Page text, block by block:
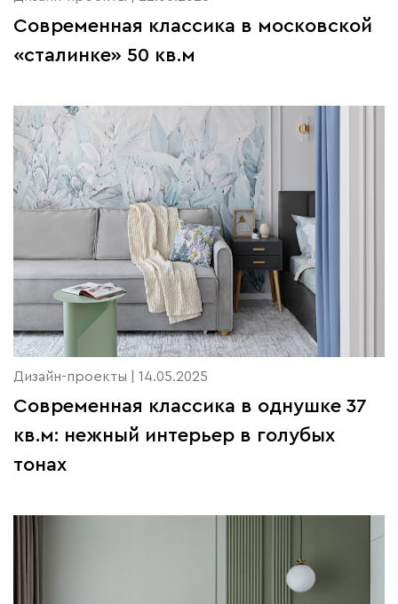
Современная классика в московской
«сталинке» 50 кв.м
Дизайн-проекты | 14.05.2025
Современная классика в однушке 37
кв.м: нежный интерьер в голубых
тонах